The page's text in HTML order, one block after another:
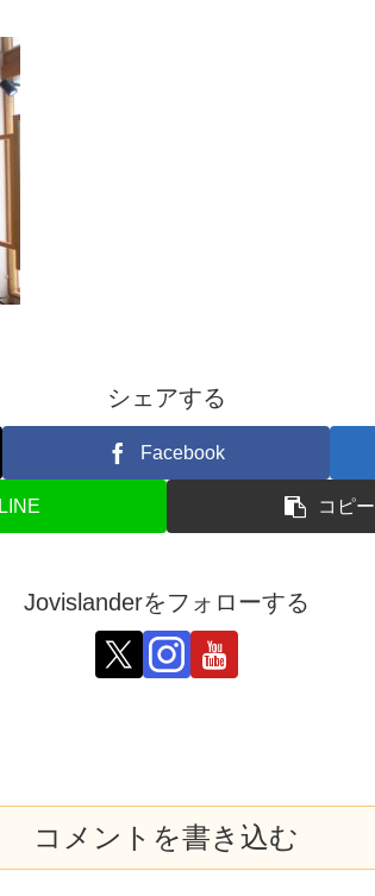
シェアする
Facebook
LINE コピー
Jovislanderをフォローする
コメントを書き込む